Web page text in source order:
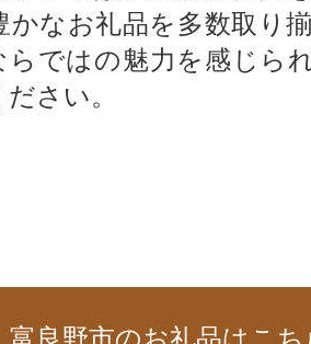
かなお礼品を多数取り
らではの魅力を感じら
さい。